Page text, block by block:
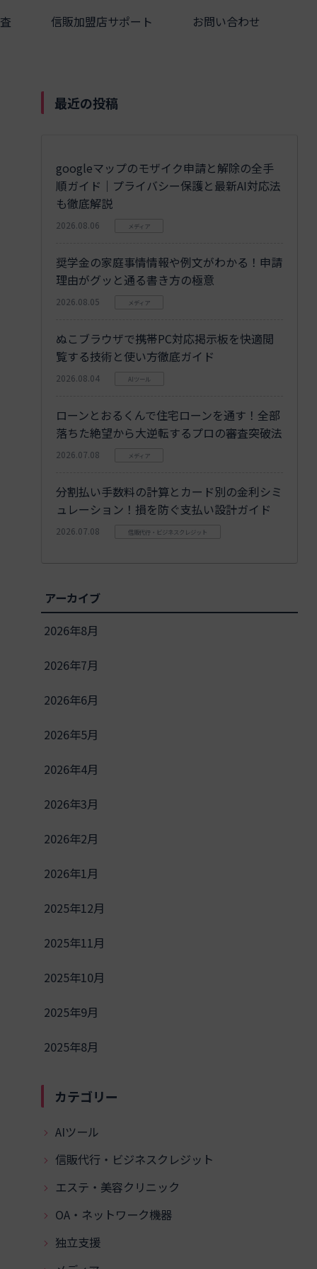
信販加盟店サポート お問い合わせ
最近の投稿
googleマップのモザイク申請と解除の全手
順ガイド｜プライバシー保護と最新AI対応法
も徹底解説
2026.08.06 メディア
奨学金の家庭事情情報や例文がわかる！申請
理由がグッと通る書き方の極意
2026.08.05 メディア
ぬこブラウザで携帯PC対応掲示板を快適閲
覧する技術と使い方徹底ガイド
2026.08.04 AIツール
ローンとおるくんで住宅ローンを通す！全部
落ちた絶望から大逆転するプロの審査突破法
2026.07.08 メディア
分割払い手数料の計算とカード別の金利シミ
ュレーション！損を防ぐ支払い設計ガイド
2026.07.08 信販代行・ビジネスクレジット
アーカイブ
2026年8月
2026年7月
2026年6月
2026年5月
2026年4月
2026年3月
2026年2月
2026年1月
2025年12月
2025年11月
2025年10月
2025年9月
2025年8月
カテゴリー
AIツール
信販代行・ビジネスクレジット
エステ・美容クリニック
OA・ネットワーク機器
独立支援